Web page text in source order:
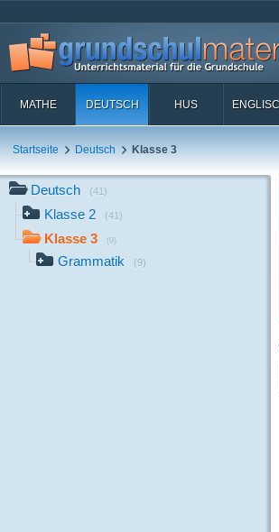
MATHE DEUTSCH HUS
Startseite Deutsch Klasse 3
Deutsch (41)
Klasse 2 (41)
Klasse 3 (9)
Grammatik (9)